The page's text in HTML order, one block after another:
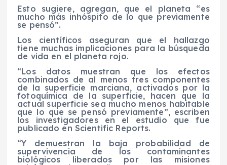
Esto sugiere, agregan, que el planeta “es
mucho más inhóspito de lo que previamente
se pensó”.
Los científicos aseguran que el hallazgo
tiene muchas implicaciones para la búsqueda
de vida en el planeta rojo.
“Los datos muestran que los efectos
combinados de al menos tres componentes
de la superficie marciana, activados por la
fotoquímica de la superficie, hacen que la
actual superficie sea mucho menos habitable
que lo que se pensó previamente”, escriben
los investigadores en el estudio que fue
publicado en Scientific Reports.
“Y demuestran la baja probabilidad de
supervivencia de los contaminantes
biológicos liberados por las misiones